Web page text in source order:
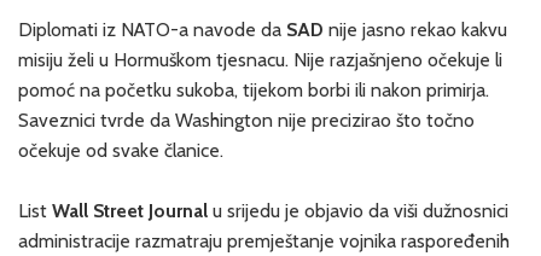
Diplomati iz NATO-a navode da SAD nije jasno rekao kakvu
misiju želi u Hormuškom tjesnacu. Nije razjašnjeno očekuje li
pomoć na početku sukoba, tijekom borbi ili nakon primirja.
Saveznici tvrde da Washington nije precizirao što točno
očekuje od svake članice.
List Wall Street Journal u srijedu je objavio da viši dužnosnici
administracije razmatraju premještanje vojnika raspoređenih